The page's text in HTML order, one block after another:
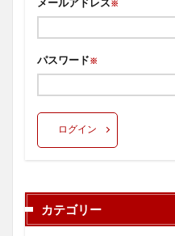
※
パスワード※
ログイン
カテゴリー